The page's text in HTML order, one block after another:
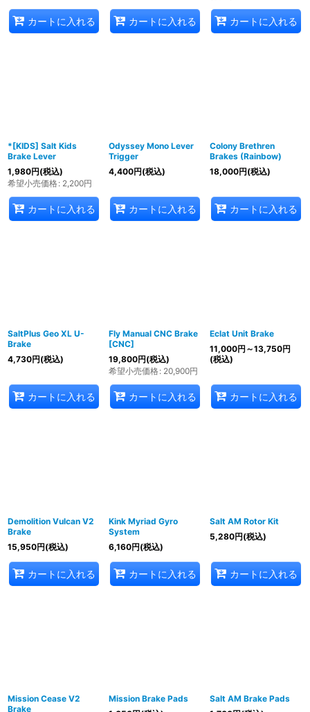
カートに入れる カートに入れる カートに入れる
*[KIDS] Salt Kids
Brake Lever
1,980円(税込)
希望小売価格: 2,200円
カートに入れる
Odyssey Mono Lever
Trigger
4,400円(税込)
カートに入れる
Colony Brethren
Brakes (Rainbow)
18,000円(税込)
カートに入れる
SaltPlus Geo XL U-
Brake
4,730円(税込)
カートに入れる
Fly Manual CNC Brake
[CNC]
19,800円(税込)
希望小売価格: 20,900円
カートに入れる
Eclat Unit Brake
11,000円 ～13,750円
(税込)
カートに入れる
Demolition Vulcan V2
Brake
15,950円(税込)
カートに入れる
Kink Myriad Gyro
System
6,160円(税込)
カートに入れる
Salt AM Rotor Kit
5,280円(税込)
カートに入れる
Mission Cease V2
Brake
Mission Brake Pads
Salt AM Brake Pads